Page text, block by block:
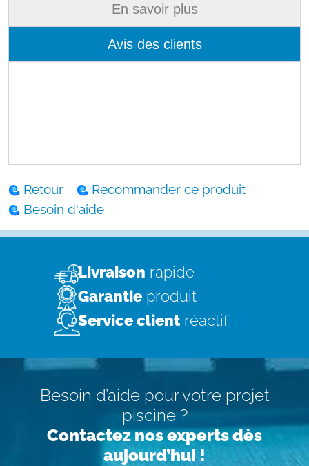
En savoir plus
Avis des clients
Retour
Recommander ce produit
Besoin d'aide
Livraison rapide
Garantie produit
Service client réactif
Besoin d’aide pour votre projet
piscine ?
Contactez nos experts dès
aujourd’hui !